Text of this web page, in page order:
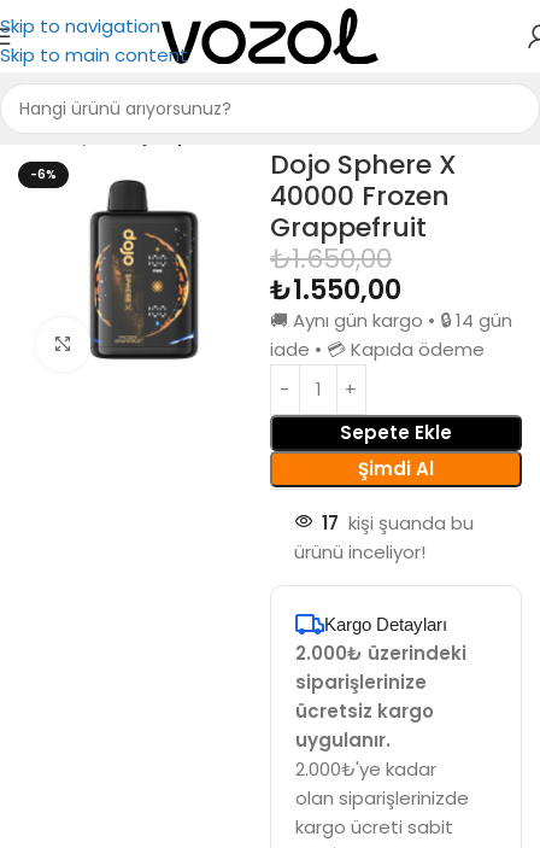
Skip to navigation
Skip to main content
Ana Sayfa Dojo Sphere X 40000
-6%
Büyütmek için tıkla
Dojo Sphere X
40000 Frozen
Grappefruit
₺1.650,00
₺1.550,00
🚚 Aynı gün kargo • 🔒 14 gün
iade • 💳 Kapıda ödeme
Sepete Ekle
Şimdi Al
17 kişi şuanda bu
ürünü inceliyor!
Kargo Detayları
2.000₺ üzerindeki
siparişlerinize
ücretsiz kargo
uygulanır.
2.000₺'ye kadar
olan siparişlerinizde
kargo ücreti sabit